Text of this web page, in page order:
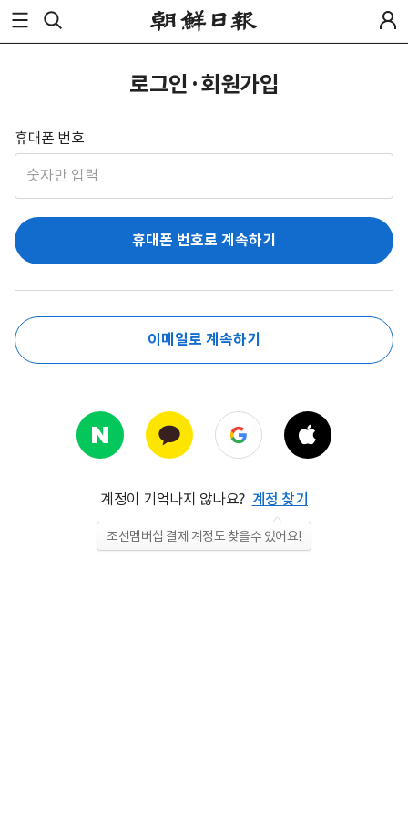
로그인·회원가입
휴대폰 번호
휴대폰 번호로 계속하기
이메일로 계속하기
계정이 기억나지 않나요? 계정 찾기
조선멤버십 결제 계정도 찾을수 있어요!